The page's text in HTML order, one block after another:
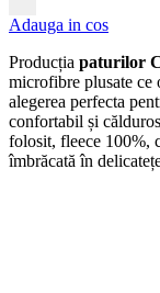
Adauga in cos
Producția paturilor
microfibre plusate ce
alegerea perfecta
confortabil și
folosit, fleece 100%,
îmbrăcată în